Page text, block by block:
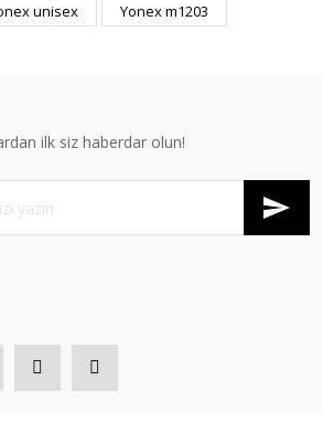
unisex Yonex m1203
ilk siz haberdar olun!